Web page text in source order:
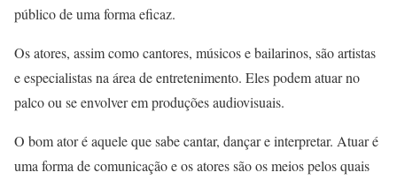
público de uma forma eficaz.
Os atores, assim como cantores, músicos e bailarinos, são artistas
e especialistas na área de entretenimento. Eles podem atuar no
palco ou se envolver em produções audiovisuais.
O bom ator é aquele que sabe cantar, dançar e interpretar. Atuar é
uma forma de comunicação e os atores são os meios pelos quais